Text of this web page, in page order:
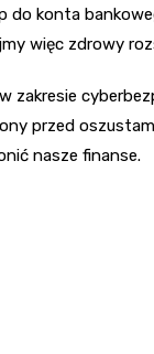
do konta
więc zdrowy
zakresie
przed
nasze finanse.